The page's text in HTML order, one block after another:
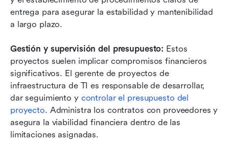
entrega para asegurar la estabilidad y mantenibilidad
a largo plazo.
Gestión y supervisión del presupuesto: Estos
proyectos suelen implicar compromisos financieros
significativos. El gerente de proyectos de
infraestructura de TI es responsable de desarrollar,
dar seguimiento y controlar el presupuesto del
proyecto. Administra los contratos con proveedores y
asegura la viabilidad financiera dentro de las
limitaciones asignadas.